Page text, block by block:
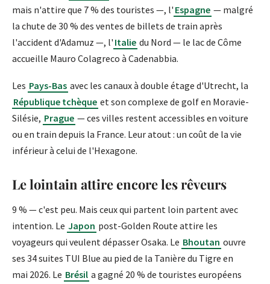
mais n'attire que 7 % des touristes —, l' Espagne — malgré
la chute de 30 % des ventes de billets de train après
l'accident d'Adamuz —, l' Italie du Nord — le lac de Côme
accueille Mauro Colagreco à Cadenabbia.
Les Pays-Bas avec les canaux à double étage d'Utrecht, la
République tchèque et son complexe de golf en Moravie-
Silésie, Prague — ces villes restent accessibles en voiture
ou en train depuis la France. Leur atout : un coût de la vie
inférieur à celui de l'Hexagone.
Le lointain attire encore les rêveurs
9 % — c'est peu. Mais ceux qui partent loin partent avec
intention. Le Japon post-Golden Route attire les
voyageurs qui veulent dépasser Osaka. Le Bhoutan ouvre
ses 34 suites TUI Blue au pied de la Tanière du Tigre en
mai 2026. Le Brésil a gagné 20 % de touristes européens